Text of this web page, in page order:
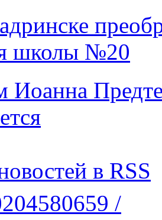
школы №20
Иоанна
в RSS